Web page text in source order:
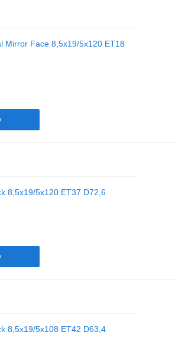
Mirror Face 8,5x19/5x120 ET18
8,5x19/5x120 ET37 D72,6
8,5x19/5x108 ET42 D63,4